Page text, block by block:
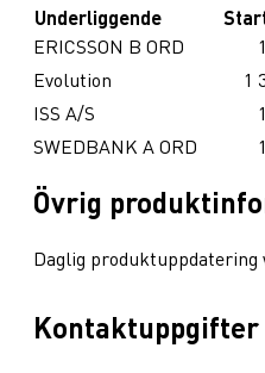
Underliggende
ERICSSON B ORD
Evolution
1
ISS A/S
SWEDBANK A ORD
Övrig
Daglig
Kontaktuppgifter